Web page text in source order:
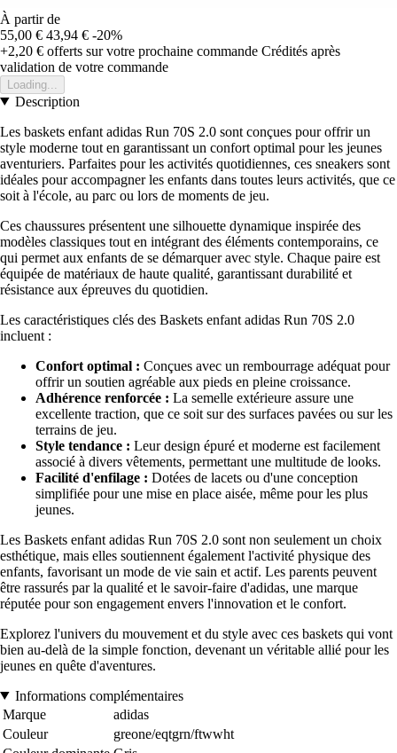
À partir de
55,00 € 43,94 € -20%
+2,20 € offerts sur votre prochaine commande Crédités après
validation de votre commande
Loading...
Description
Les baskets enfant adidas Run 70S 2.0 sont conçues pour offrir un
style moderne tout en garantissant un confort optimal pour les jeunes
aventuriers. Parfaites pour les activités quotidiennes, ces sneakers sont
idéales pour accompagner les enfants dans toutes leurs activités, que ce
soit à l'école, au parc ou lors de moments de jeu.
Ces chaussures présentent une silhouette dynamique inspirée des
modèles classiques tout en intégrant des éléments contemporains, ce
qui permet aux enfants de se démarquer avec style. Chaque paire est
équipée de matériaux de haute qualité, garantissant durabilité et
résistance aux épreuves du quotidien.
Les caractéristiques clés des Baskets enfant adidas Run 70S 2.0
incluent :
Confort optimal : Conçues avec un rembourrage adéquat pour
offrir un soutien agréable aux pieds en pleine croissance.
Adhérence renforcée : La semelle extérieure assure une
excellente traction, que ce soit sur des surfaces pavées ou sur les
terrains de jeu.
Style tendance : Leur design épuré et moderne est facilement
associé à divers vêtements, permettant une multitude de looks.
Facilité d'enfilage : Dotées de lacets ou d'une conception
simplifiée pour une mise en place aisée, même pour les plus
jeunes.
Les Baskets enfant adidas Run 70S 2.0 sont non seulement un choix
esthétique, mais elles soutiennent également l'activité physique des
enfants, favorisant un mode de vie sain et actif. Les parents peuvent
être rassurés par la qualité et le savoir-faire d'adidas, une marque
réputée pour son engagement envers l'innovation et le confort.
Explorez l'univers du mouvement et du style avec ces baskets qui vont
bien au-delà de la simple fonction, devenant un véritable allié pour les
jeunes en quête d'aventures.
Informations complémentaires
Marque
adidas
Couleur
greone/eqtgrn/ftwwht